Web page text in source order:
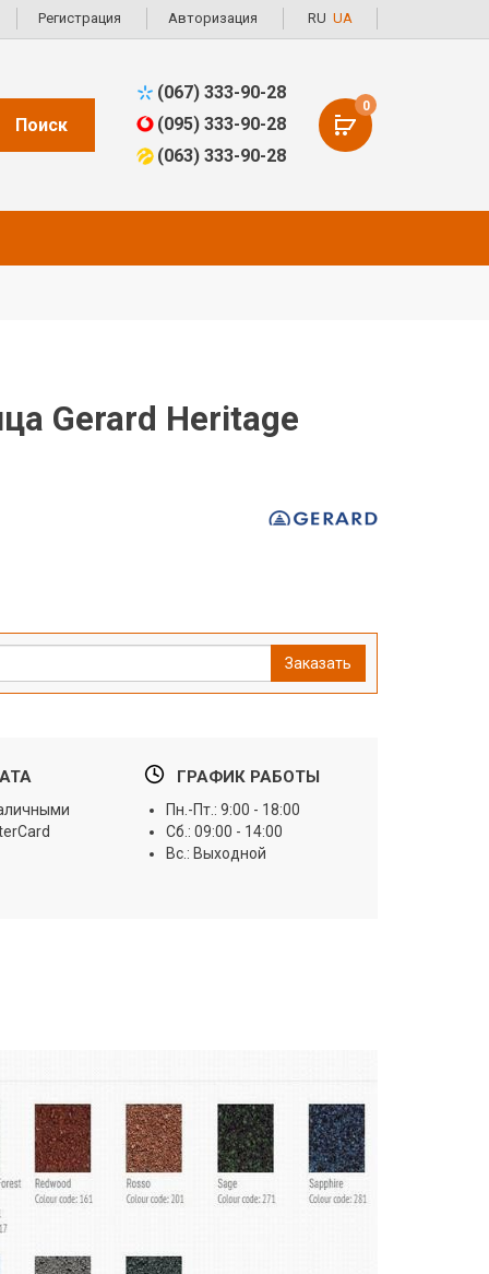
Регистрация Авторизация RU UA
Поиск
(067) 333-90-28
(095) 333-90-28
(063) 333-90-28
0
Gerard Heritage
Заказать
ГРАФИК РАБОТЫ
Пн.-Пт.: 9:00 - 18:00
Сб.: 09:00 - 14:00
Вс.: Выходной